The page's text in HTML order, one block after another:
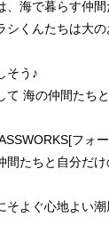
、海で暮らす仲間
シくんたちは大
そう♪
て 海の仲間たち
フォ
間たちと自分だ
そよぐ心地よい